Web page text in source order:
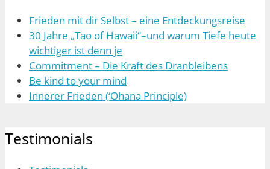
Frieden mit dir Selbst – eine Entdeckungsreise
30 Jahre „Tao of Hawaii“–und warum Tiefe heute
wichtiger ist denn je
Commitment – Die Kraft des Dranbleibens
Be kind to your mind
Innerer Frieden (‘Ohana Principle)
Testimonials